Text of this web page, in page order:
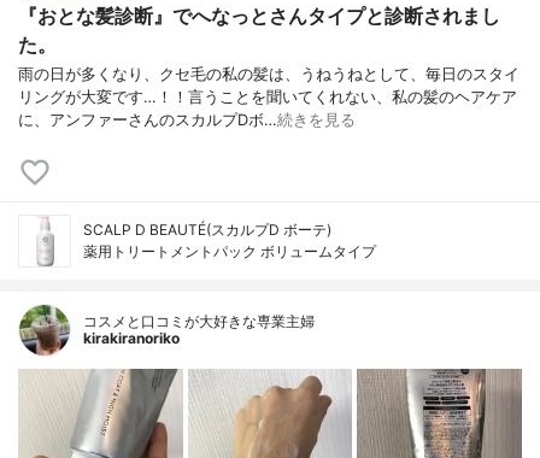
『おとな髪診断』でへなっとさんタイプと診断されまし
た。
雨の日が多くなり、クセ毛の私の髪は、うねうねとして、毎日のスタイ
リングが大変です…！！言うことを聞いてくれない、私の髪のヘアケア
に、アンファーさんのスカルプDボ…続きを見る
SCALP D BEAUTÉ(スカルプD ボーテ)
薬用トリートメントパック ボリュームタイプ
コスメと口コミが大好きな専業主婦
kirakiranoriko